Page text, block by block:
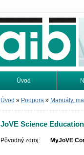
Úvod
Vyhľadávanie
Úvod » Podpora » Manuály,
JoVE Science
Pôvodný zdroj: MyJoVE